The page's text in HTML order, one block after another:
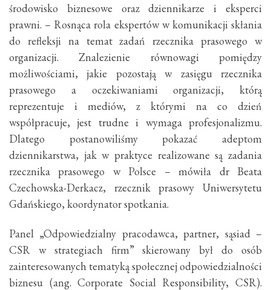
środowisko biznesowe oraz dziennikarze i eksperci
prawni. – Rosnąca rola ekspertów w komunikacji skłania
do refleksji na temat zadań rzecznika prasowego w
organizacji. Znalezienie równowagi pomiędzy
możliwościami, jakie pozostają w zasięgu rzecznika
prasowego a oczekiwaniami organizacji, którą
reprezentuje i mediów, z którymi na co dzień
współpracuje, jest trudne i wymaga profesjonalizmu.
Dlatego postanowiliśmy pokazać adeptom
dziennikarstwa, jak w praktyce realizowane są zadania
rzecznika prasowego w Polsce – mówiła dr Beata
Czechowska-Derkacz, rzecznik prasowy Uniwersytetu
Gdańskiego, koordynator spotkania.
Panel „Odpowiedzialny pracodawca, partner, sąsiad –
CSR w strategiach firm” skierowany był do osób
zainteresowanych tematyką społecznej odpowiedzialności
biznesu (ang. Corporate Social Responsibility, CSR).